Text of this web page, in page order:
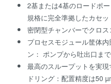
2基または4基のロードポ
規格に完全準拠したカセ
密閉型チャンバーでクロ
プロセスモジュール筐体
ン： ポンプから吐出口ま
最高のスループットを実
ドリング：配置精度は50